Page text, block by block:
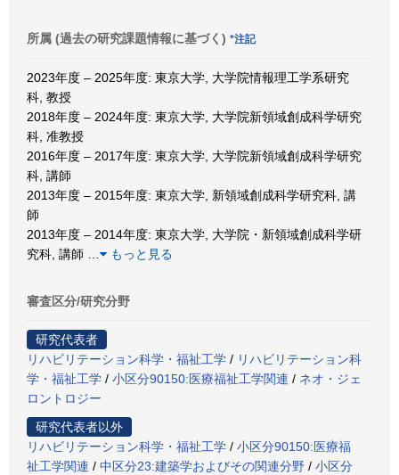
所属 (過去の研究課題情報に基づく) *注記
2023年度 – 2025年度: 東京大学, 大学院情報理工学系研究
科, 教授
2018年度 – 2024年度: 東京大学, 大学院新領域創成科学研究
科, 准教授
2016年度 – 2017年度: 東京大学, 大学院新領域創成科学研究
科, 講師
2013年度 – 2015年度: 東京大学, 新領域創成科学研究科, 講
師
2013年度 – 2014年度: 東京大学, 大学院・新領域創成科学研
究科, 講師
もっと見る
審査区分/研究分野
研究代表者
リハビリテーション科学・福祉工学 / リハビリテーション科
学・福祉工学 / 小区分90150:医療福祉工学関連 / ネオ・ジェ
ロントロジー
研究代表者以外
リハビリテーション科学・福祉工学 / 小区分90150:医療福
祉工学関連 / 中区分23:建築学およびその関連分野 / 小区分